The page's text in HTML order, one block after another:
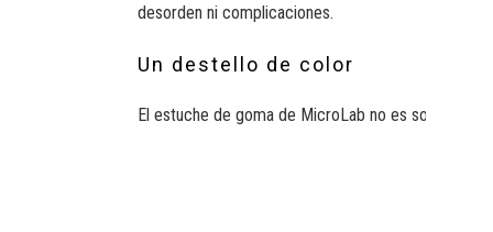
desorden ni complicaciones.
Un destello de color
El estuche de goma de MicroLab no es solo para